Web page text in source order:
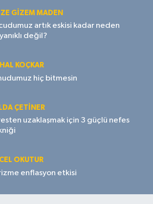
GIZEM MADEN
artık eskisi kadar neden
değil?
KOÇKAR
hiç bitmesin
ÇETİNER
uzaklaşmak için 3 güçlü nefes
OKUTUR
enflasyon etkisi